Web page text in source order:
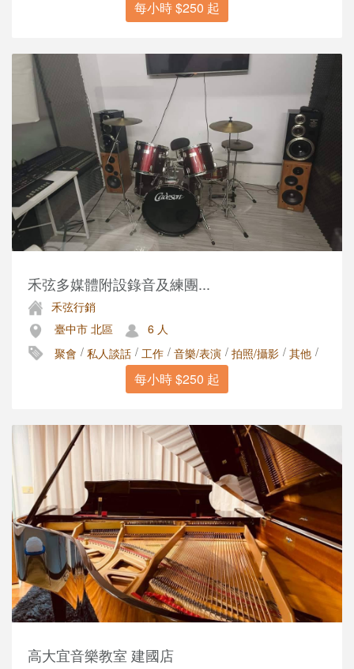
每小時 $250 起
禾弦多媒體附設錄音及練團...
禾弦行銷
臺中市 北區
6 人
聚會 / 私人談話 / 工作 / 音樂/表演 / 拍照/攝影 / 其他 /
每小時 $250 起
高大宜音樂教室 建國店